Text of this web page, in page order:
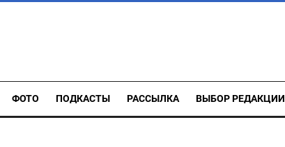
ФОТО ПОДКАСТЫ РАССЫЛКА ВЫБОР РЕДАКЦИИ